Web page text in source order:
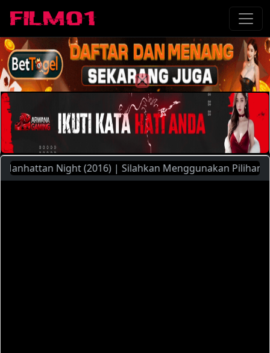
Night (2016) | Silahkan Menggunakan Pilihan